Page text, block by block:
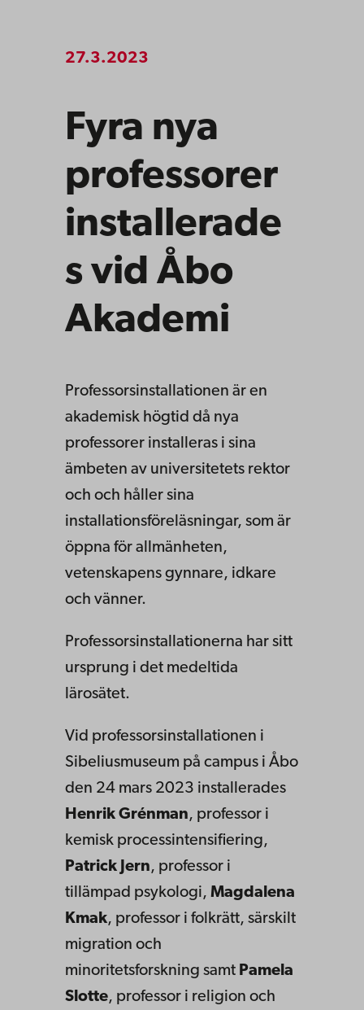
27.3.2023
Fyra nya
professorer
installerade
s vid Åbo
Akademi
Professorsinstallationen är en
akademisk högtid då nya
professorer installeras i sina
ämbeten av universitetets rektor
och och håller sina
installationsföreläsningar, som är
öppna för allmänheten,
vetenskapens gynnare, idkare
och vänner.
Professorsinstallationerna har sitt
ursprung i det medeltida
lärosätet.
Vid professorsinstallationen i
Sibeliusmuseum på campus i Åbo
den 24 mars 2023 installerades
Henrik Grénman, professor i
kemisk processintensifiering,
Patrick Jern, professor i
tillämpad psykologi, Magdalena
Kmak, professor i folkrätt, särskilt
migration och
minoritetsforskning samt Pamela
Slotte, professor i religion och